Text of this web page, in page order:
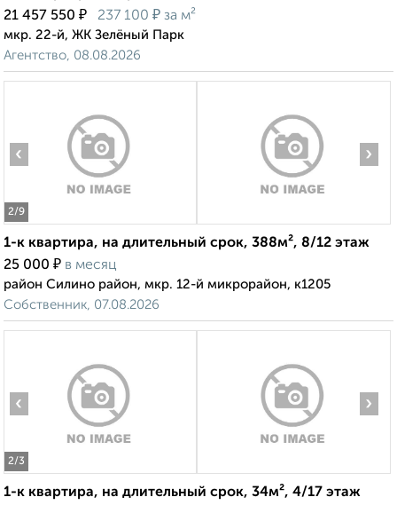
21 457 550 ₽ 237 100 ₽ за м²
мкр. 22-й, ЖК Зелёный Парк
Агентство, 08.08.2026
2/9
‹ ›
1-к квартира, на длительный срок, 388м², 8/12 этаж
25 000 ₽ в месяц
район Силино район, мкр. 12-й микрорайон, к1205
Собственник, 07.08.2026
2/3
‹ ›
1-к квартира, на длительный срок, 34м², 4/17 этаж